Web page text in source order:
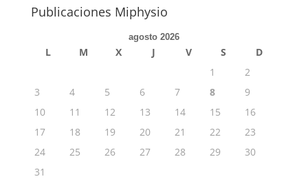
Publicaciones Miphysio
agosto 2026
L M X J V S
D
1
2
3
4 5 6 7 8
9
10
11 12 13 14 15
16
17
18 19 20 21 22
23
24
25 26 27 28 29
30
31